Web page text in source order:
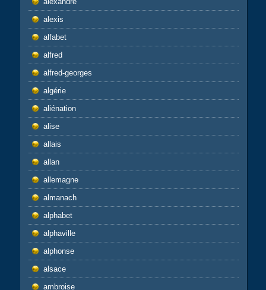
alexis
alfabet
alfred
alfred-georges
algérie
aliénation
alise
allais
allan
allemagne
almanach
alphabet
alphaville
alphonse
alsace
ambroise